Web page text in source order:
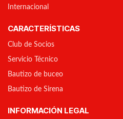
Internacional
CARACTERÍSTICAS
Club de Socios
Servicio Técnico
Bautizo de buceo
Bautizo de Sirena
INFORMACIÓN LEGAL